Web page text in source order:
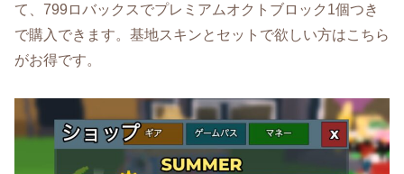
て、799ロバックスでプレミアムオクトブロック1個つき
で購入できます。基地スキンとセットで欲しい方はこちら
がお得です。